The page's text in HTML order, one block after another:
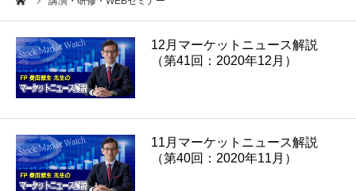
12月マーケットニュース解説
（第41回：2020年12月）
11月マーケットニュース解説
（第40回：2020年11月）